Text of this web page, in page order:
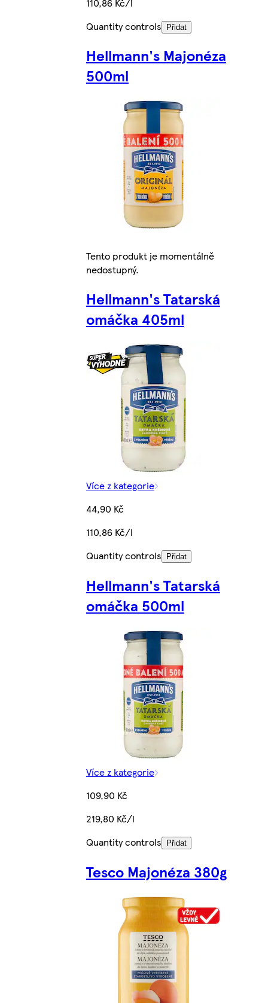
Quantity controls
Přidat
Hellmann's Majonéza
500ml
Tento produkt je momentálně
nedostupný.
Hellmann's Tatarská
omáčka 405ml
Více z kategorie
44,90 Kč
110,86 Kč/l
Quantity controls
Přidat
Hellmann's Tatarská
omáčka 500ml
Více z kategorie
109,90 Kč
219,80 Kč/l
Quantity controls
Přidat
Tesco Majonéza 380g